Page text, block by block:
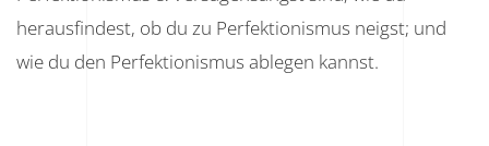
herausfindest, ob du zu Perfektionismus neigst; und
wie du den Perfektionismus ablegen kannst.